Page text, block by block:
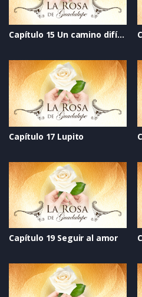
Capítulo 15 Un camino difícil de andar
Capítulo 17 Lupito
Capítulo 19 Seguir al amor